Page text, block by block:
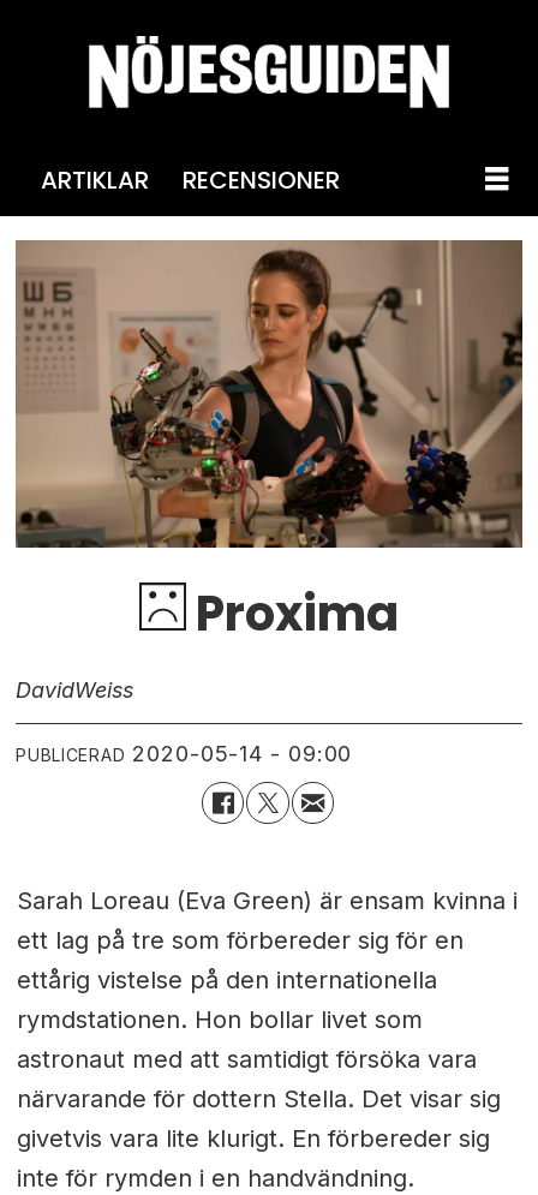
ARTIKLAR RECENSIONER
Proxima
DavidWeiss
PUBLICERAD 2020-05-14 - 09:00
Sarah Loreau (Eva Green) är ensam kvinna i
ett lag på tre som förbereder sig för en
ettårig vistelse på den internationella
rymdstationen. Hon bollar livet som
astronaut med att samtidigt försöka vara
närvarande för dottern Stella. Det visar sig
givetvis vara lite klurigt. En förbereder sig
inte för rymden i en handvändning.